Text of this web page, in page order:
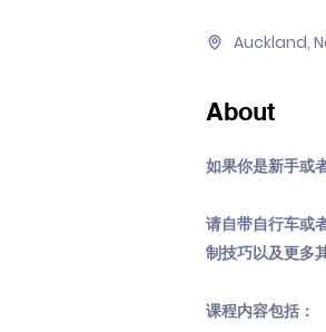
Auckland,
About
如果你是新手或
请自带自行车或
制技巧以及更多
课程内容包括：